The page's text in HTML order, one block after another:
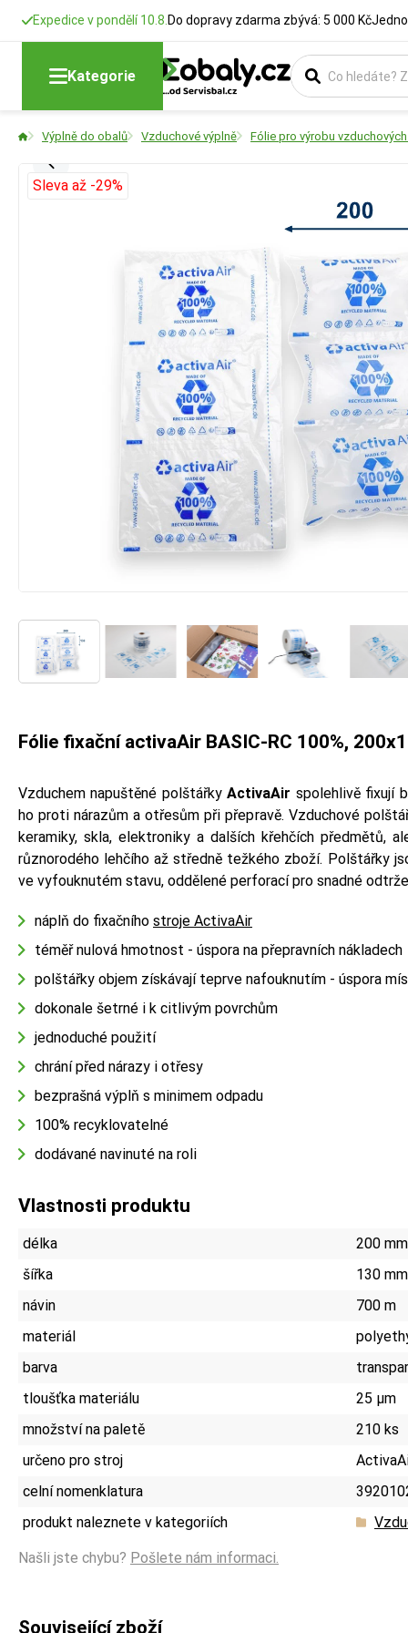
Expedice v pondělí 10.8. Do dopravy zdarma zbývá: 5 000 Kč
Kategorie
Výplně do obalů Vzduchové výplně Fólie pro výrobu
Sleva až -29%
Fólie fixační activaAir BASIC-RC 100%,
Vzduchem napuštěné polštářkyActivaAir spolehlivě fixují
ho proti nárazům a otřesům při přepravě. Vzduchové
keramiky, skla, elektroniky a dalších křehčích předmětů,
různorodého lehčího až středně težkého zboží. Polštářky
ve vyfouknutém stavu, oddělené perforací pro snadné
náplň do fixačního stroje ActivaAir
téměř nulová hmotnost - úspora na přepravních nákladech
polštářky objem získávají teprve nafouknutím - úspora
dokonale šetrné i k citlivým povrchům
jednoduché použití
chrání před nárazy i otřesy
bezprašná výplň s minimem odpadu
100% recyklovatelné
dodávané navinuté na roli
Vlastnosti produktu
délka
200 mm
šířka
130 mm
návin
700 m
materiál
barva
tloušťka materiálu
25 µm
množství na paletě
210 ks
určeno pro stroj
celní nomenklatura
produkt naleznete v kategoriích
Našli jste chybu? Pošlete nám informaci.
Související zboží